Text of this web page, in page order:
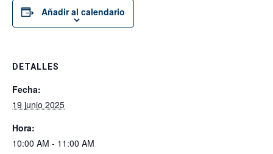
Añadir al calendario
DETALLES
Fecha:
19 junio 2025
Hora:
10:00 AM - 11:00 AM